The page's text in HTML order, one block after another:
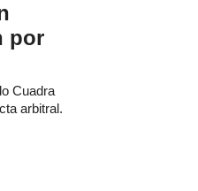
por
Cuadra
arbitral.